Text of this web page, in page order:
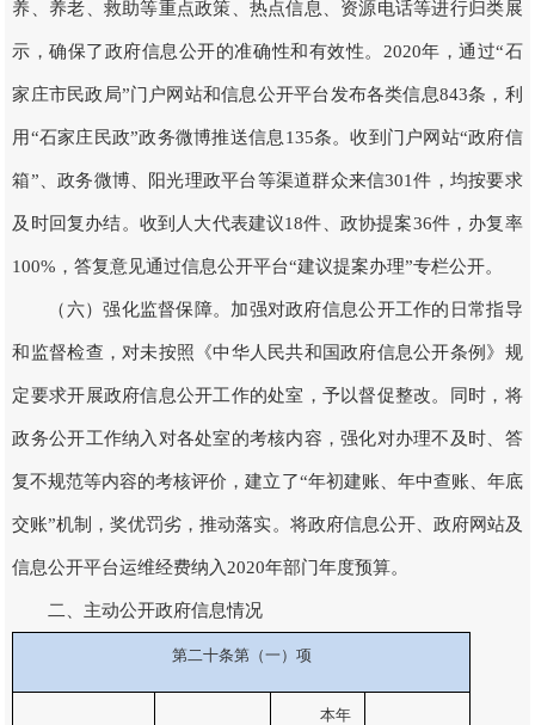
养、养老、救助等重点政策、热点信息、资源电话等进行归类展
示，确保了政府信息公开的准确性和有效性。2020年，通过“石
家庄市民政局”门户网站和信息公开平台发布各类信息843条，利
用“石家庄民政”政务微博推送信息135条。收到门户网站“政府信
箱”、政务微博、阳光理政平台等渠道群众来信301件，均按要求
及时回复办结。收到人大代表建议18件、政协提案36件，办复率
100%，答复意见通过信息公开平台“建议提案办理”专栏公开。
（六）强化监督保障。加强对政府信息公开工作的日常指导
和监督检查，对未按照《中华人民共和国政府信息公开条例》规
定要求开展政府信息公开工作的处室，予以督促整改。同时，将
政务公开工作纳入对各处室的考核内容，强化对办理不及时、答
复不规范等内容的考核评价，建立了“年初建账、年中查账、年底
交账”机制，奖优罚劣，推动落实。将政府信息公开、政府网站及
信息公开平台运维经费纳入2020年部门年度预算。
二、主动公开政府信息情况
第二十条第（一）项
本年